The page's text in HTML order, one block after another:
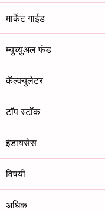
मार्केट गाईड
म्युच्युअल फंड
कॅल्क्युलेटर
टॉप स्टॉक
इंडायसेस
विषयी
अधिक